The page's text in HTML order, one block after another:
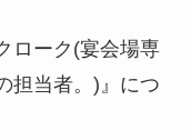
ローク(宴会場専
担当者。)』につ